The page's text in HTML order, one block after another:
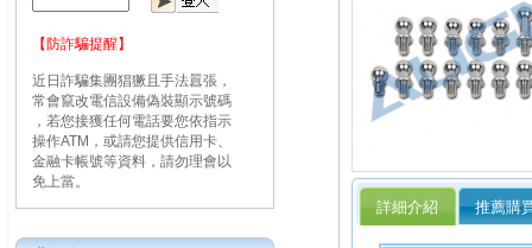
【防詐騙提醒】
近日詐騙集團猖獗且手法囂張，
常會竄改電信設備偽裝顯示號碼
，若您接獲任何電話要您依指示
操作ATM，或請您提供信用卡、
金融卡帳號等資料，請勿理會以
免上當。
詳細介紹 推薦購